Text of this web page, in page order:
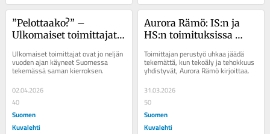
”Pelottaako?” –
Ulkomaiset toimittajat
vuoden ajan Suomessa
kertomassa saman
Ulkomaiset toimittajat ovat jo neljän
vuoden ajan käyneet Suomessa
tekemässä saman kierroksen.
02.04.2026
40
Suomen
Kuvalehti
Aurora Rämö: IS:n ja
HS:n toimituksissa
kun tekoäly loihti
drooneista venäläisiä
Toimittajan perustyö uhkaa jäädä
tekemättä, kun tekoäly ja tehokkuus
yhdistyvät, Aurora Rämö kirjoittaa.
31.03.2026
50
Suomen
Kuvalehti